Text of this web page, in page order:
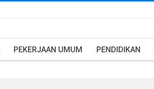
PEKERJAAN UMUM PENDIDIKAN